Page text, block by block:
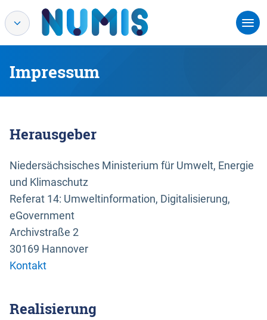
Impressum
Herausgeber
Niedersächsisches Ministerium für Umwelt, Energie
und Klimaschutz
Referat 14: Umweltinformation, Digitalisierung,
eGovernment
Archivstraße 2
30169 Hannover
Kontakt
Realisierung